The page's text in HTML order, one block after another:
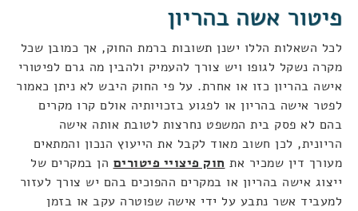
פיטור אשה בהריון
לכל השאלות הללו ישנן תשובות ברמת החוק, אך כמובן שכל
מקרה נשקל לגופו ויש צורך להעמיק ולהבין מה גרם לפיטורי
אישה בהריון כזו או אחרת. על פי החוק היבש לא ניתן כאמור
לפטר אישה בהריון או לפגוע בזכויותיה אולם קרו מקרים
בהם לא פסק בית המשפט נחרצות לטובת אותה אישה
הריונית, לכן חשוב מאוד לקבל את הייעוץ הנכון והמתאים
מעורך דין שמכיר את חוק פיצויי פיטורים הן במקרים של
ייצוג אישה בהריון או במקרים ההפוכים בהם יש צורך לעזור
למעביד אשר נתבע על ידי אישה שפוטרה עקב או בזמן